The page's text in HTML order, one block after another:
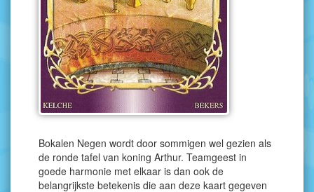
Bokalen Negen wordt door sommigen wel gezien als
de ronde tafel van koning Arthur. Teamgeest in
goede harmonie met elkaar is dan ook de
belangrijkste betekenis die aan deze kaart gegeven